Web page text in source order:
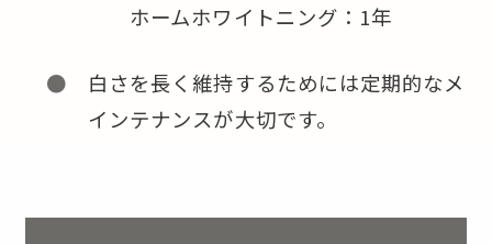
ホームホワイトニング：1年
白さを長く維持するためには定期的なメ
インテナンスが大切です。